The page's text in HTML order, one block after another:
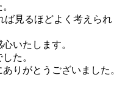
ば見るほどよく考えられ
いたします。
た。
りがとうございました。